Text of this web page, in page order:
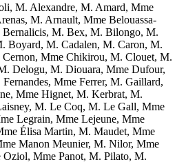
M. Alexandre, M. Amard, Mme
M. Arnault, Mme Belouassa-
M. Bex, M. Bilongo, M.
Boyard, M. Cadalen, M. Caron, M.
Cernon, Mme Chikirou, M. Clouet, M.
Delogu, M. Diouara, Mme Dufour,
Mme Ferrer, M. Gaillard,
Mme Hignet, M. Kerbrat, M.
M. Le Coq, M. Le Gall, Mme
Legrain, Mme Lejeune, Mme
Élisa Martin, M. Maudet, Mme
Manon Meunier, M. Nilor, Mme
Mme Panot, M. Pilato, M.